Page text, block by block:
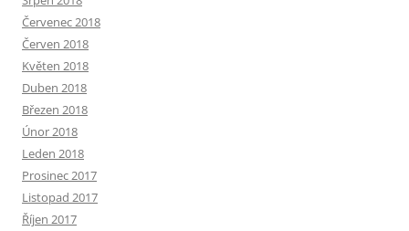
Červenec 2018
Červen 2018
Květen 2018
Duben 2018
Březen 2018
Únor 2018
Leden 2018
Prosinec 2017
Listopad 2017
Říjen 2017